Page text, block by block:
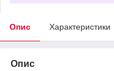
Опис Характеристики
Опис